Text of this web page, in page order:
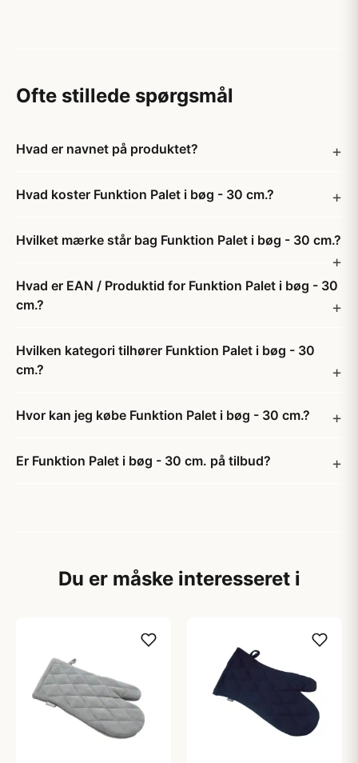
Ofte stillede spørgsmål
Hvad er navnet på produktet?
Hvad koster Funktion Palet i bøg - 30 cm.?
Hvilket mærke står bag Funktion Palet i bøg - 30 cm.?
Hvad er EAN / Produktid for Funktion Palet i bøg - 30
cm.?
Hvilken kategori tilhører Funktion Palet i bøg - 30
cm.?
Hvor kan jeg købe Funktion Palet i bøg - 30 cm.?
Er Funktion Palet i bøg - 30 cm. på tilbud?
Du er måske interesseret i